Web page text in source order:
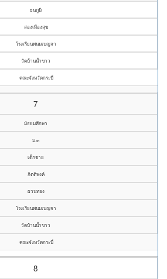
ธนภูมิ
สองเมืองสุข
โรงเรียนพนมเบญจา
วัดบ้านน้ำขาว
คณะจังหวัดกระบี่
7
มัธยมศึกษา
ม.๓
เด็กชาย
กิตติพงค์
ผวนทอง
โรงเรียนพนมเบญจา
วัดบ้านน้ำขาว
คณะจังหวัดกระบี่
8